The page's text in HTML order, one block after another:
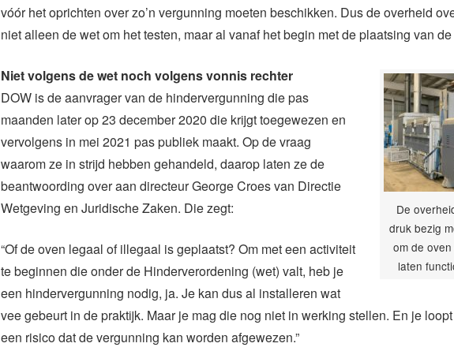
vóór het oprichten over zo’n vergunning moeten beschikken. Dus de overheid
niet alleen de wet om het testen, maar al vanaf het begin met de plaatsing van
De
druk bezig
om de
laten
Niet volgens de wet noch volgens vonnis rechter
DOW is de aanvrager van de hindervergunning die pas
maanden later op 23 december 2020 die krijgt toegewezen en
vervolgens in mei 2021 pas publiek maakt. Op de vraag
waarom ze in strijd hebben gehandeld, daarop laten ze de
beantwoording over aan directeur George Croes van Directie
Wetgeving en Juridische Zaken. Die zegt:
“Of de oven legaal of illegaal is geplaatst? Om met een activiteit
te beginnen die onder de Hinderverordening (wet) valt, heb je
een hindervergunning nodig, ja. Je kan dus al installeren wat
vee gebeurt in de praktijk. Maar je mag die nog niet in werking stellen. En je
een risico dat de vergunning kan worden afgewezen.”